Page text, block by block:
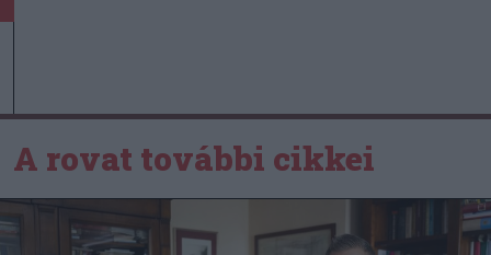
A rovat további cikkei